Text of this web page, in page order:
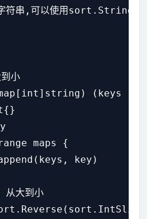
符串,可以使用
小
map[int]string) (keys
maps {
key)
大到小